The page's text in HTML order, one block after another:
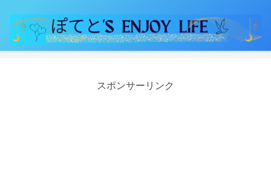
スポンサーリンク